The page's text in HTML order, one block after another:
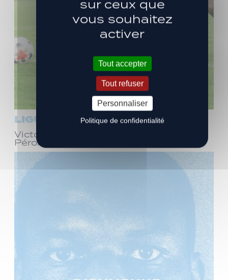
LIGUE 3
Victoire face à Bourg-en-Bresse
Péronnas (1-0)
sur ceux que
vous souhaitez
activer
Tout accepter
Tout refuser
Personnaliser
Politique de confidentialité